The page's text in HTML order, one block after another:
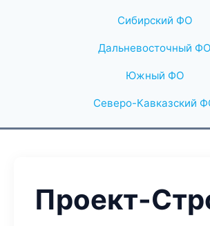
Сибирский ФО
Дальневосточный ФО
Южный ФО
Северо-Кавказский
Проект-